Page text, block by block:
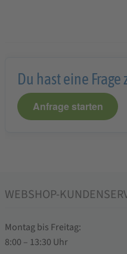
Du hast eine
Anfrage starten
WEBSHOP-
Montag bis Freitag:
8:00 – 13:30 Uhr